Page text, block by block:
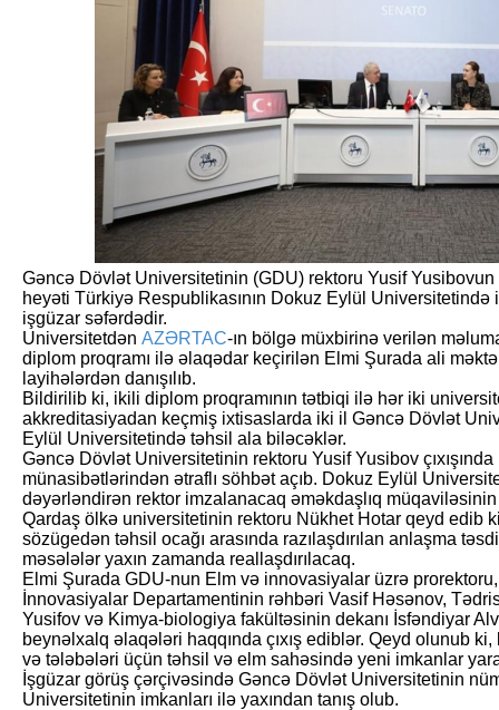
Gəncə Dövlət Universitetinin (GDU) rektoru Yusif
heyəti Türkiyə Respublikasının Dokuz Eylül
işgüzar səfərdədir.
Universitetdən AZƏRTAC-ın bölgə müxbirinə verilən
diplom proqramı ilə əlaqədar keçirilən Elmi Şurada ali
layihələrdən danışılıb.
Bildirilib ki, ikili diplom proqramının tətbiqi ilə hər iki
akkreditasiyadan keçmiş ixtisaslarda iki il Gəncə Dövlət
Eylül Universitetində təhsil ala biləcəklər.
Gəncə Dövlət Universitetinin rektoru Yusif Yusibov çıxışında
münasibətlərindən ətraflı söhbət açıb. Dokuz Eylül
dəyərləndirən rektor imzalanacaq əməkdaşlıq müqaviləsinin
Qardaş ölkə universitetinin rektoru Nükhet Hotar qeyd edib
sözügedən təhsil ocağı arasında razılaşdırılan anlaşma
məsələlər yaxın zamanda reallaşdırılacaq.
Elmi Şurada GDU-nun Elm və innovasiyalar üzrə
İnnovasiyalar Departamentinin rəhbəri Vasif Həsənov,
Yusifov və Kimya-biologiya fakültəsinin dekanı İsfəndiyar
beynəlxalq əlaqələri haqqında çıxış ediblər. Qeyd olunub
və tələbələri üçün təhsil və elm sahəsində yeni imkanlar
İşgüzar görüş çərçivəsində Gəncə Dövlət Universitetinin
Universitetinin imkanları ilə yaxından tanış olub.